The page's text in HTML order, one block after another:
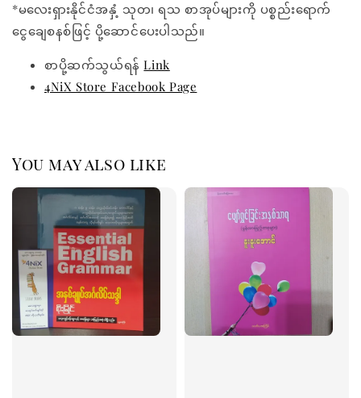
*မလေးရှားနိုင်ငံအနှံ့ သုတ၊ ရသ စာအုပ်များကို ပစ္စည်းရောက်
ငွေချေစနစ်ဖြင့် ပို့ဆောင်ပေးပါသည်။
စာပို့ဆက်သွယ်ရန်Link
4NiX Store Facebook Page
You may also like